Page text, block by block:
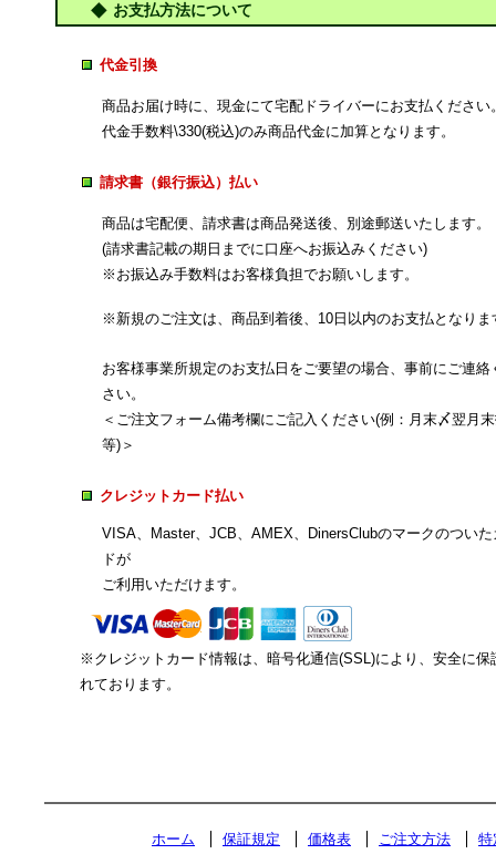
お支払方法について
代金引換
商品お届け時に、現金にて宅配ドライバーにお支払ください
代金手数料\330(税込)のみ商品代金に加算となります。
請求書（銀行振込）払い
商品は宅配便、請求書は商品発送後、別途郵送いたします。
(請求書記載の期日までに口座へお振込みください)
※お振込み手数料はお客様負担でお願いします。
※新規のご注文は、商品到着後、10日以内のお支払となりま
お客様事業所規定のお支払日をご要望の場合、事前にご連絡
さい。
＜ご注文フォーム備考欄にご記入ください(例：月末〆翌月
等)＞
クレジットカード払い
VISA、Master、JCB、AMEX、DinersClubのマークのついた
ドが
ご利用いただけます。
※クレジットカード情報は、暗号化通信(SSL)により、安全に保
れております。
ホーム 保証規定 価格表 ご注文方法 特